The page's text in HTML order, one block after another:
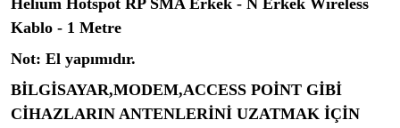
Helium Hotspot RP SMA Erkek - N Erkek Wireless
Kablo - 1 Metre
Not: El yapımıdır.
BİLGİSAYAR,MODEM,ACCESS POİNT GİBİ
CİHAZLARIN ANTENLERİNİ UZATMAK İÇİN